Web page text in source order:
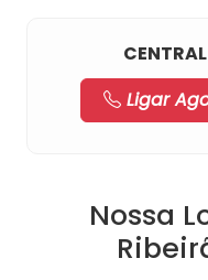
Ligar
Nossa